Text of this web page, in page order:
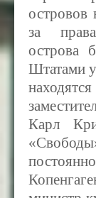
островов
за
острова
Штатами
Карл